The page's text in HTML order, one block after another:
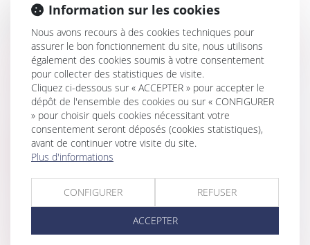
Historique
Rupture de la période d’essai : quel délai de prévenance ?
La commission mixte paritaire adopte le projet de loi
relatif à la protection des enfants
Le titre-mobilité est enfin sur la route
Wish reste exclu des recherches Google en France,
l’appel est refusé
Réglementation technique & droit de la construction : ce
qui a changé au 1er janvier 2022
Hériter dans une famille recomposée
Sécurité sociale : tous les changements au 1er janvier
2022
Information sur les cookies
Nous avons recours à des cookies techniques pour
assurer le bon fonctionnement du site, nous utilisons
également des cookies soumis à votre consentement
pour collecter des statistiques de visite.
Cliquez ci-dessous sur « ACCEPTER » pour accepter le
dépôt de l'ensemble des cookies ou sur « CONFIGURER
» pour choisir quels cookies nécessitant votre
consentement seront déposés (cookies statistiques),
avant de continuer votre visite du site.
Plus d'informations
CONFIGURER REFUSER
ACCEPTER